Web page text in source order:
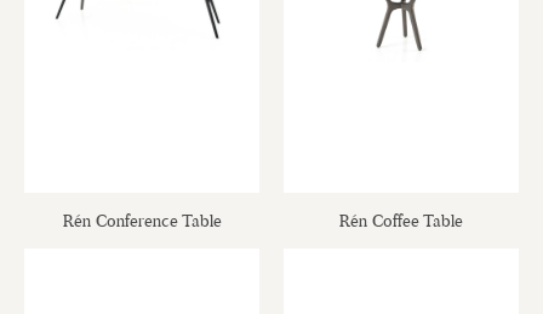
Rén Conference Table Rén Coffee Table